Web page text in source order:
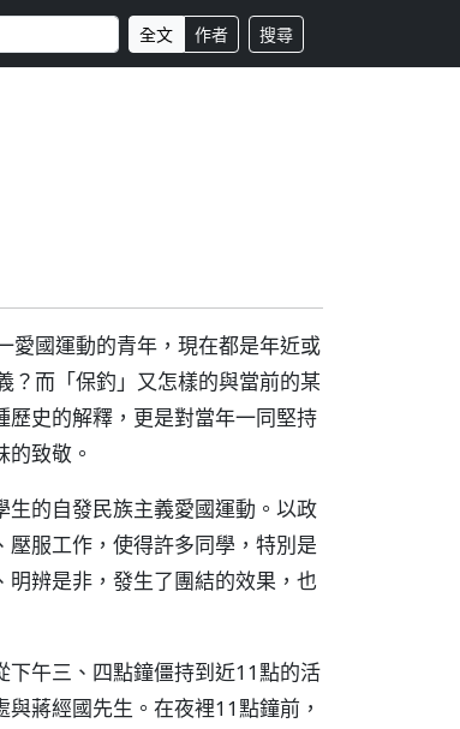
全文 作者 搜尋
愛國運動的青年，現在都是年近或
？而「保釣」又怎樣的與當前的某
史的解釋，更是對當年一同堅持
致敬。
生的自發民族主義愛國運動。以政
服工作，使得許多同學，特別是
辨是非，發生了團結的效果，也
下午三、四點鐘僵持到近11點的活
蔣經國先生。在夜裡11點鐘前，